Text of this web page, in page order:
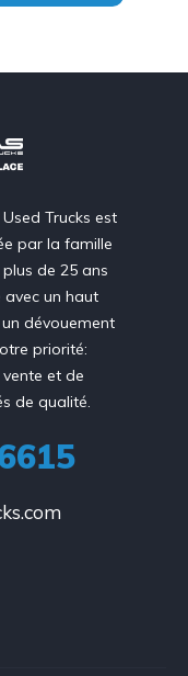
Trucks est
par la famille
de 25 ans
un haut
dévouement
priorité:
et de
de qualité.